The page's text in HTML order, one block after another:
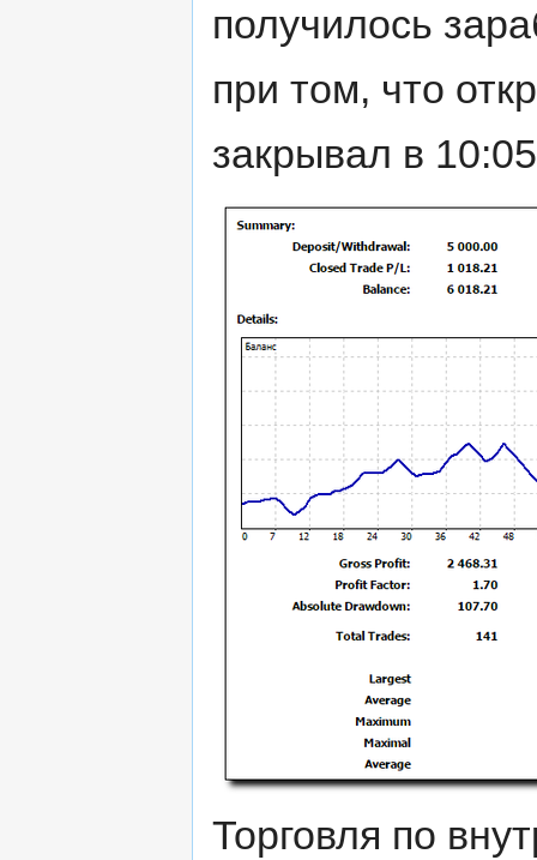
получилось
при том, что
закрывал в
Торговля по